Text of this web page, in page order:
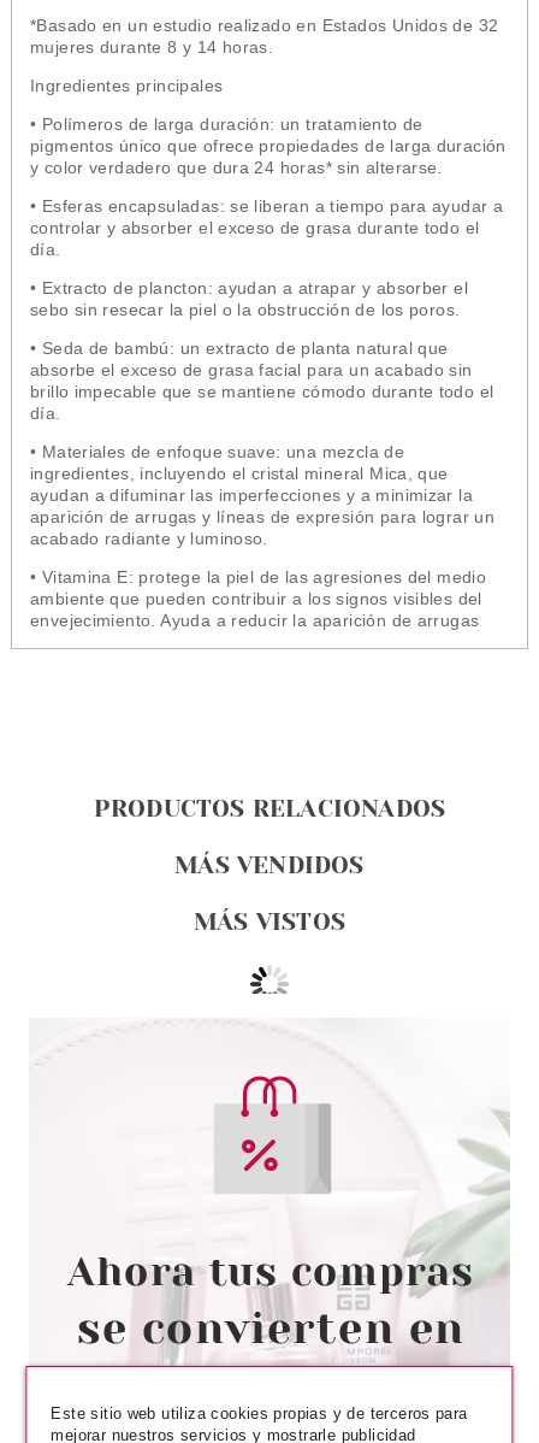
*Basado en un estudio realizado en Estados Unidos de 32
mujeres durante 8 y 14 horas.
Ingredientes principales
• Polímeros de larga duración: un tratamiento de
pigmentos único que ofrece propiedades de larga duración
y color verdadero que dura 24 horas* sin alterarse.
• Esferas encapsuladas: se liberan a tiempo para ayudar a
controlar y absorber el exceso de grasa durante todo el
día.
• Extracto de plancton: ayudan a atrapar y absorber el
sebo sin resecar la piel o la obstrucción de los poros.
• Seda de bambú: un extracto de planta natural que
absorbe el exceso de grasa facial para un acabado sin
brillo impecable que se mantiene cómodo durante todo el
día.
• Materiales de enfoque suave: una mezcla de
ingredientes, incluyendo el cristal mineral Mica, que
ayudan a difuminar las imperfecciones y a minimizar la
aparición de arrugas y líneas de expresión para lograr un
acabado radiante y luminoso.
• Vitamina E: protege la piel de las agresiones del medio
ambiente que pueden contribuir a los signos visibles del
envejecimiento. Ayuda a reducir la aparición de arrugas
PRODUCTOS RELACIONADOS
MÁS VENDIDOS
MÁS VISTOS
ELIZABETH ARDEN
ELIZABETH ARDEN FLAWLESS
FINISH SPONGE-ON CREAM
MAKE UP 04 PORCELAINE
BEIGE 19 GR.
Pvr 47.00€ desde
Este sitio web utiliza cookies propias y de terceros para
mejorar nuestros servicios y mostrarle publicidad